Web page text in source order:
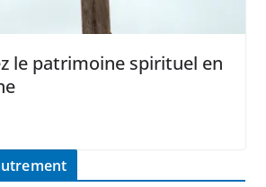
le patrimoine spirituel en